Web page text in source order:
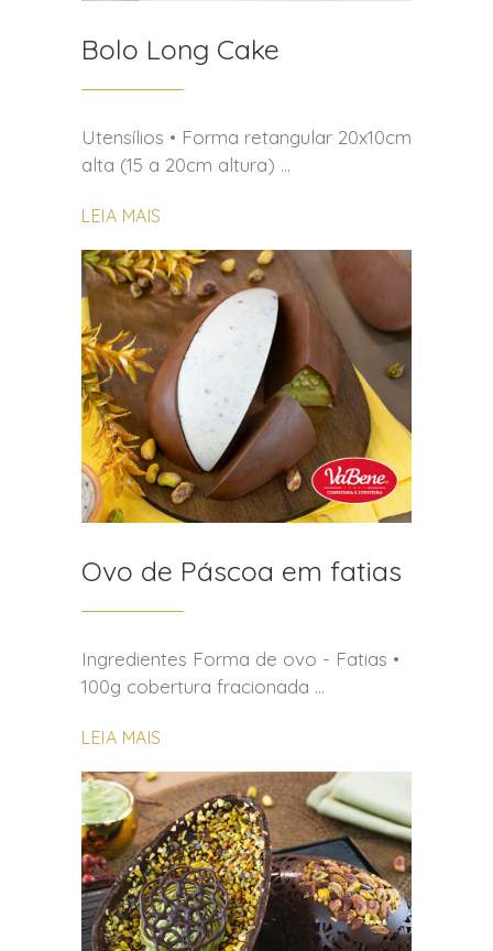
Bolo Long Cake
Utensílios • Forma retangular 20x10cm
alta (15 a 20cm altura)
LEIA MAIS
Ovo de Páscoa em fatias
Ingredientes Forma de ovo - Fatias •
100g cobertura fracionada
LEIA MAIS